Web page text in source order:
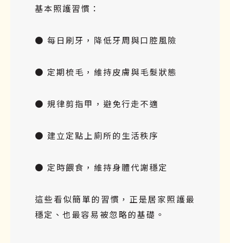
基本照護習慣：
● 每日刷牙，降低牙周與口腔風險
● 定期梳毛，維持皮膚與毛髮狀態
● 規律剪指甲，避免行走不適
● 建立定點上廁所的生活秩序
● 定時餵食，維持身體代謝穩定
這些看似簡單的習慣，正是居家照護最
穩定、也最容易被忽略的基礎。